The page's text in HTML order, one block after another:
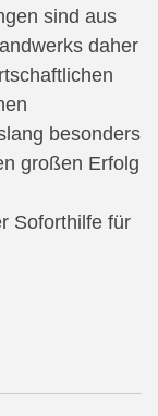
sind aus
daher
besonders
großen Erfolg
Soforthilfe für